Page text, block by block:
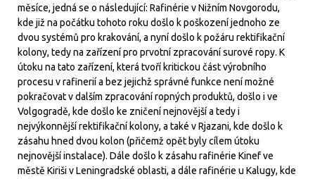
měsíce, jedná se o následující: Rafinérie v Nižním Novgorodu,
kde již na počátku tohoto roku došlo k poškození jednoho ze
dvou systémů pro krakování, a nyní došlo k požáru rektifikační
kolony, tedy na zařízení pro prvotní zpracování surové ropy. K
útoku na tato zařízení, která tvoří kritickou část výrobního
procesu v rafinerií a bez jejichž správné funkce není možné
pokračovat v dalším zpracování ropných produktů, došlo i ve
Volgogradě, kde došlo ke zničení nejnovější a tedy i
nejvýkonnější rektifikační kolony, a také v Rjazani, kde došlo k
zásahu hned dvou kolon (přičemž opět byly cílem útoku
nejnovější instalace). Dále došlo k zásahu rafinérie Kinef ve
městě Kiriši v Leningradské oblasti, a dále rafinérie u Kalugy, kde